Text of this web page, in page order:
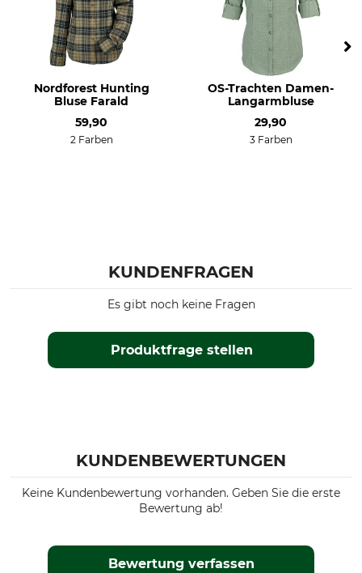
Nordforest Hunting
Bluse Farald
59,90
2 Farben
OS-Trachten Damen-
Langarmbluse
29,90
3 Farben
KUNDENFRAGEN
Produktfrage stellen
Es gibt noch keine Fragen
KUNDENBEWERTUNGEN
Keine Kundenbewertung vorhanden. Geben Sie die erste
Bewertung ab!
Bewertung verfassen